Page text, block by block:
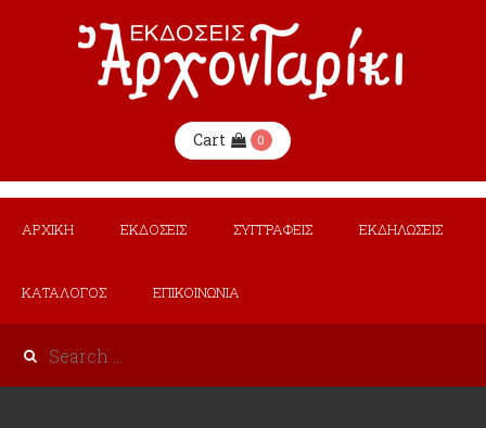
Cart 0
ΑΡΧΙΚΗ ΕΚΔΟΣΕΙΣ ΣΥΓΓΡΑΦΕΙΣ ΕΚΔΗΛΩΣΕΙΣ
ΚΑΤΑΛΟΓΟΣ ΕΠΙΚΟΙΝΩΝΙΑ